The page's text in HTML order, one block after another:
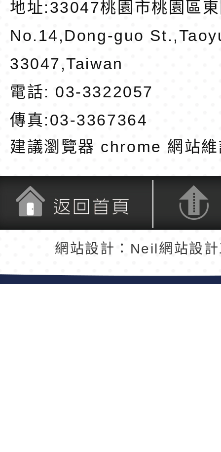
地址:33047桃園市桃園區
No.14,Dong-guo
33047,Taiwan
電話: 03-3322057
傳真:03-3367364
建議瀏覽器 chrome 網站
返回頂端
網站設計：Neil網站設